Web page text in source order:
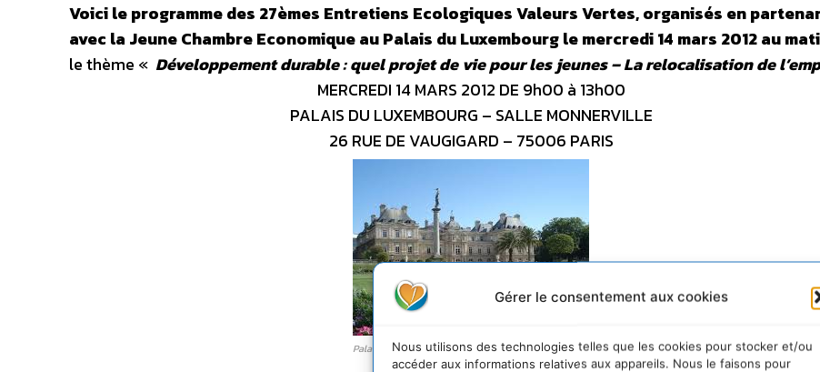
Gérer le consentement aux cookies
Nous utilisons des technologies telles que les cookies pour stocker et/ou
accéder aux informations relatives aux appareils. Nous le faisons pour
Voici le programme des 27èmes Entretiens Ecologiques Valeurs Vertes, organisés en
avec la Jeune Chambre Economique au Palais du Luxembourg le mercredi 14 mars 2012 au
le thème « Développement durable : quel projet de vie pour les jeunes – La relocalisation de
MERCREDI 14 MARS 2012 DE 9h00 à 13h00
PALAIS DU LUXEMBOURG – SALLE MONNERVILLE
26 RUE DE VAUGIGARD – 75006 PARIS
Palais du Luxembourg – PARIS